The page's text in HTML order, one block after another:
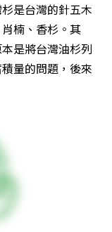
是台灣的針五木
楠、香杉。其
是將台灣油杉列
量的問題，後來